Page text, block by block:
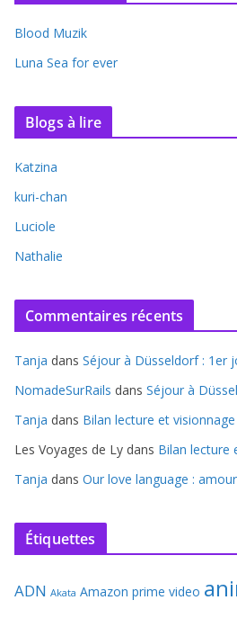
Blood Muzik
Luna Sea for ever
Blogs à lire
Katzina
kuri-chan
Luciole
Nathalie
Commentaires récents
Tanja dans Séjour à Düsseldorf : 1er
NomadeSurRails dans Séjour à
Tanja dans Bilan lecture et
Les Voyages de Ly dans Bilan lecture
Tanja dans Our love language :
Étiquettes
ADN Akata Amazon prime video